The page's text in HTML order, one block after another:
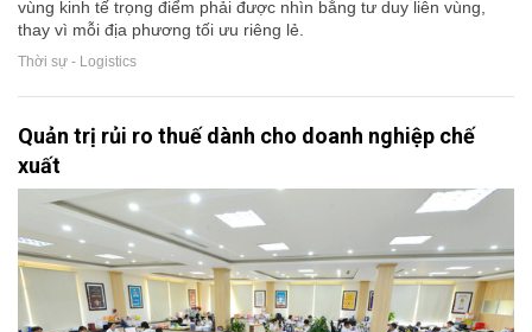
vùng kinh tế trọng điểm phải được nhìn bằng tư duy liên vùng,
thay vì mỗi địa phương tối ưu riêng lẻ.
Thời sự - Logistics
Quản trị rủi ro thuế dành cho doanh nghiệp chế
xuất